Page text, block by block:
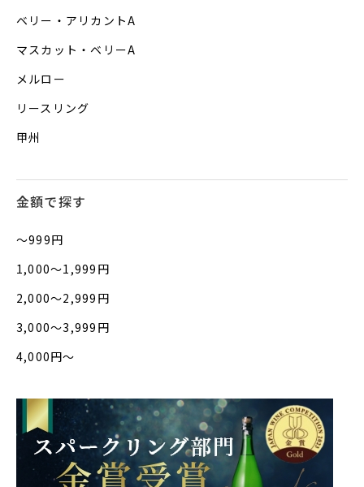
ベリー・アリカントA
マスカット・ベリーA
メルロー
リースリング
甲州
金額で探す
〜999円
1,000〜1,999円
2,000〜2,999円
3,000〜3,999円
4,000円〜